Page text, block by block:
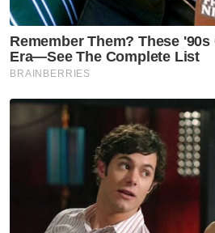
Artikel
Warga emas
bas dibawa
Perak
'Air memang
cukup lagi'